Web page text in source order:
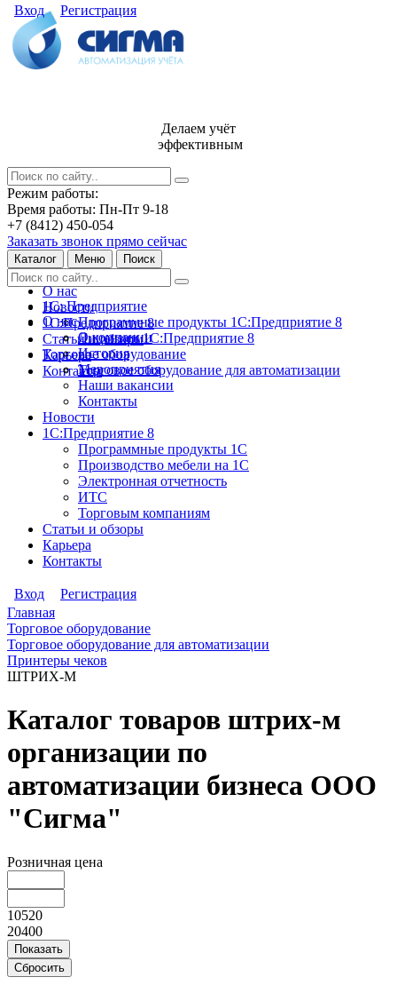
Вход Регистрация
Делаем учёт
эффективным
Режим работы:
Время работы: Пн-Пт 9-18
+7 (8412) 450-054
Заказать звонок прямо сейчас
Каталог Меню Поиск
О нас
Новости
1С:Предприятие 8
Статьи и обзоры
Карьера
Контакты
1С: Предприятие
Программные продукты 1С:Предприятие 8
Лицензии 1С:Предприятие 8
Торговое оборудование
Торговое оборудование для автоматизации
О нас
О компании
История
Мероприятия
Наши вакансии
Контакты
Новости
1С:Предприятие 8
Программные продукты 1С
Производство мебели на 1С
Электронная отчетность
ИТС
Торговым компаниям
Статьи и обзоры
Карьера
Контакты
Вход
Регистрация
Главная
Торговое оборудование
Торговое оборудование для автоматизации
Принтеры чеков
ШТРИХ-М
Каталог товаров штрих-м
организации по
автоматизации бизнеса ООО
"Сигма"
Розничная цена
10520
20400
Показать
Сбросить